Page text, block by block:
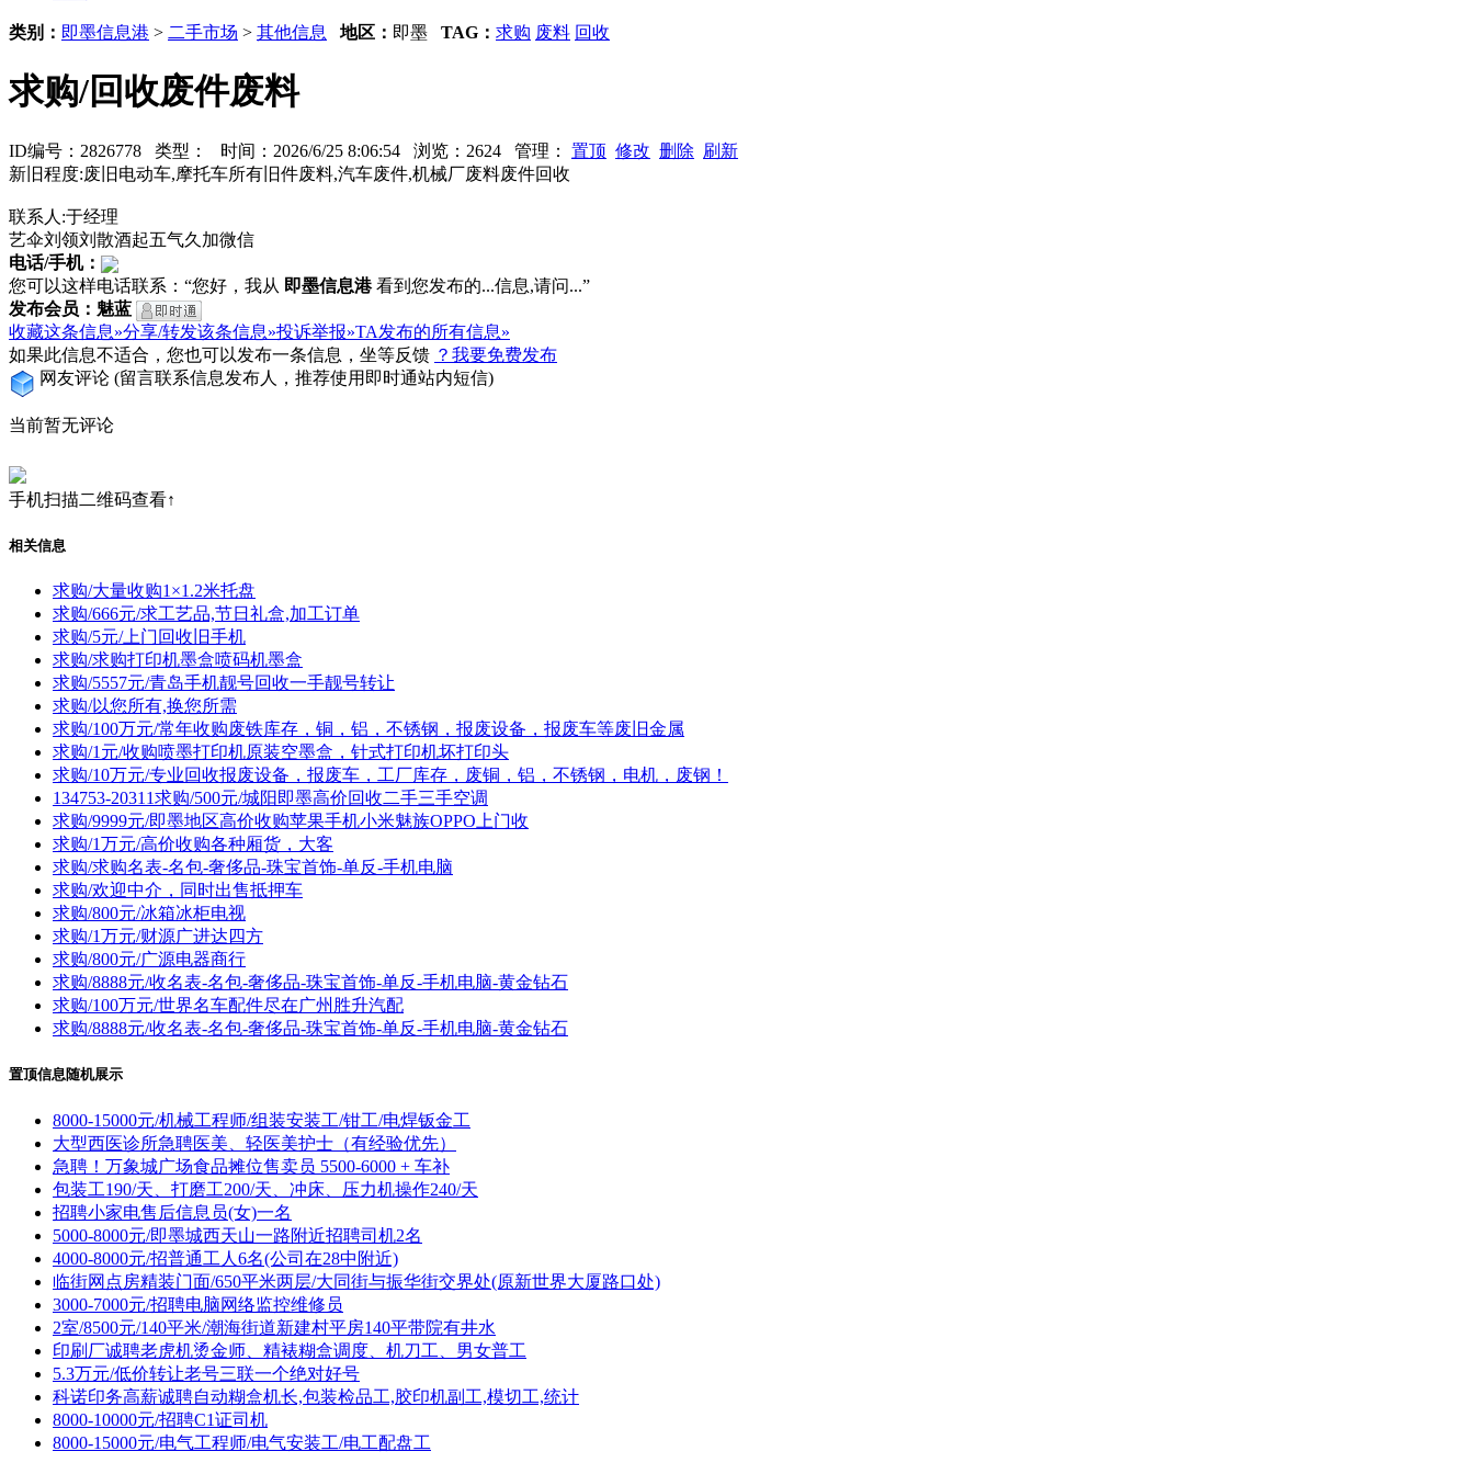
类别： 即墨信息港 > 二手市场 > 其他信息 地区： 即墨 TAG： 求购 废料 回收
求购/回收废件废料
ID编号：2826778 类型： 时间：2026/6/25 8:06:54 浏览：2624 管理： 置顶 修改 删除 刷新
新旧程度:废旧电动车,摩托车所有旧件废料,汽车废件,机械厂废料废件回收
联系人:于经理
艺伞刘领刘散酒起五气久加微信
电话/手机：
您可以这样电话联系：“您好，我从 即墨信息港看到您发布的...信息,请问...”
发布会员：魅蓝
收藏这条信息»分享/转发该条信息»投诉举报»TA发布的所有信息»
如果此信息不适合，您也可以发布一条信息，坐等反馈 ？我要免费发布
网友评论 (留言联系信息发布人，推荐使用即时通站内短信)
当前暂无评论
手机扫描二维码查看↑
相关信息
求购/大量收购1×1.2米托盘
求购/666元/求工艺品,节日礼盒,加工订单
求购/5元/上门回收旧手机
求购/求购打印机墨盒喷码机墨盒
求购/5557元/青岛手机靓号回收一手靓号转让
求购/以您所有,换您所需
求购/100万元/常年收购废铁库存，铜，铝，不锈钢，报废设备，报废车等废旧金属
求购/1元/收购喷墨打印机原装空墨盒，针式打印机坏打印头
求购/10万元/专业回收报废设备，报废车，工厂库存，废铜，铝，不锈钢，电机，废钢！
134753-20311求购/500元/城阳即墨高价回收二手三手空调
求购/9999元/即墨地区高价收购苹果手机小米魅族OPPO上门收
求购/1万元/高价收购各种厢货，大客
求购/求购名表-名包-奢侈品-珠宝首饰-单反-手机电脑
求购/欢迎中介，同时出售抵押车
求购/800元/冰箱冰柜电视
求购/1万元/财源广进达四方
求购/800元/广源电器商行
求购/8888元/收名表-名包-奢侈品-珠宝首饰-单反-手机电脑-黄金钻石
求购/100万元/世界名车配件尽在广州胜升汽配
求购/8888元/收名表-名包-奢侈品-珠宝首饰-单反-手机电脑-黄金钻石
置顶信息随机展示
8000-15000元/机械工程师/组装安装工/钳工/电焊钣金工
大型西医诊所急聘医美、轻医美护士（有经验优先）
急聘！万象城广场食品摊位售卖员 5500-6000 + 车补
包装工190/天、打磨工200/天、冲床、压力机操作240/天
招聘小家电售后信息员(女)一名
5000-8000元/即墨城西天山一路附近招聘司机2名
4000-8000元/招普通工人6名(公司在28中附近)
临街网点房精装门面/650平米两层/大同街与振华街交界处(原新世界大厦路口处)
3000-7000元/招聘电脑网络监控维修员
2室/8500元/140平米/潮海街道新建村平房140平带院有井水
印刷厂诚聘老虎机烫金师、精裱糊盒调度、机刀工、男女普工
5.3万元/低价转让老号三联一个绝对好号
科诺印务高薪诚聘自动糊盒机长,包装检品工,胶印机副工,模切工,统计
8000-10000元/招聘C1证司机
8000-15000元/电气工程师/电气安装工/电工配盘工